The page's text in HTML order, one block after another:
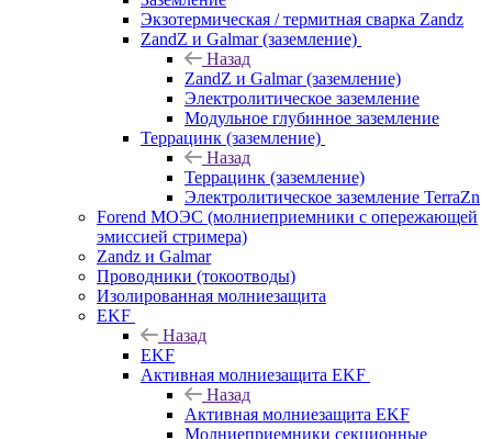
Экзотермическая / термитная сварка Zandz
ZandZ и Galmar (заземление)
Назад
ZandZ и Galmar (заземление)
Электролитическое заземление
Модульное глубинное заземление
Террацинк (заземление)
Назад
Террацинк (заземление)
Электролитическое заземление TerraZn
Forend МОЭС (молниеприемники с опережающей
эмиссией стримера)
Zandz и Galmar
Проводники (токоотводы)
Изолированная молниезащита
EKF
Назад
EKF
Активная молниезащита EKF
Назад
Активная молниезащита EKF
Молниеприемники секционные